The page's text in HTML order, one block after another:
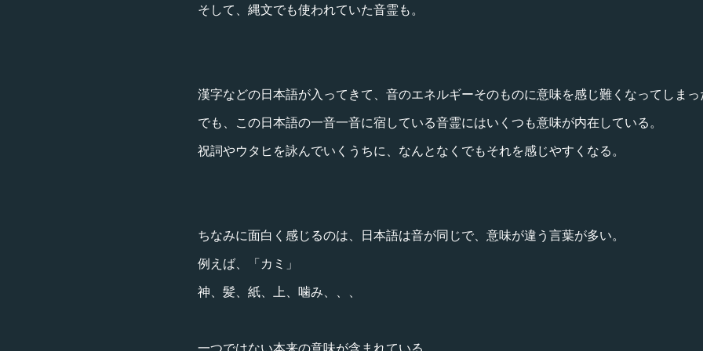
そして、縄文でも使われていた音霊も。
漢字などの日本語が入ってきて、音のエネルギーそのものに意味を感じ難くなってしま
でも、この日本語の一音一音に宿している音霊にはいくつも意味が内在している。
祝詞やウタヒを詠んでいくうちに、なんとなくでもそれを感じやすくなる。
ちなみに面白く感じるのは、日本語は音が同じで、意味が違う言葉が多い。
例えば、「カミ」
神、髪、紙、上、噛み、、、